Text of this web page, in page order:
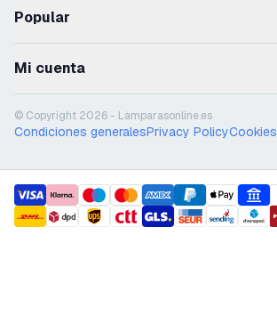
Popular
Mi cuenta
© Copyright 2026 - Lámparasonline.es
Condiciones generalesPrivacy PolicyCookies
payment methods
shipment methods